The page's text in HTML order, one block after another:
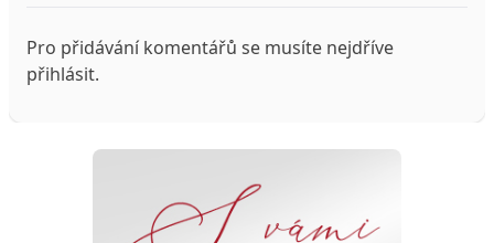
Pro přidávání komentářů se musíte nejdříve
přihlásit.